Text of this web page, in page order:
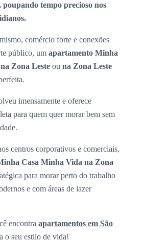
tempo precioso nos
comércio forte e conexões
público, um apartamento Minha
Zona Leste ou na Zona Leste
imensamente e oferece
para quem quer morar bem sem
centros corporativos e comerciais,
Casa Minha Vida na Zona
para morar perto do trabalho
e com áreas de lazer
encontra apartamentos em São
o seu estilo de vida!